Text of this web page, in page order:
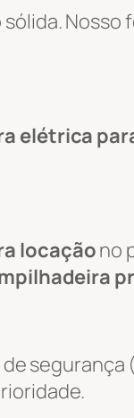
Nosso
elétrica
locaçãono
segurança